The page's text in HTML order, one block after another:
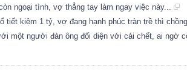
ngoại tình, vợ thẳng tay làm ngay việc này...
tiết kiệm 1 tỷ, vợ đang hạnh phúc tràn trề thì
một người đàn ông đối diện với cái chết, ai ngờ